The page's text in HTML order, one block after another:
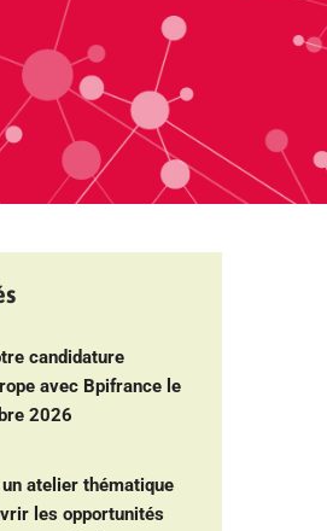
candidature
avec Bpifrance le
2026
un atelier thématique
les opportunités